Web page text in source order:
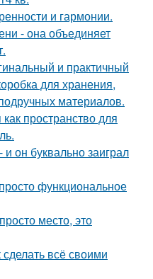
и гармонии.
- она объединяет
и практичный
для хранения,
материалов.
пространство для
он буквально заиграл
функциональное
место, это
всё своими